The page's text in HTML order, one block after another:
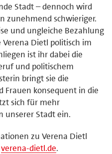
Stadt – dennoch wird
zunehmend schwieriger.
und ungleiche Bezahlung
Dietl politisch im
ist ihr dabei die
und politischem
bringt sie die
Frauen konsequent in die
sich für mehr
unserer Stadt ein.
zu Verena Dietl
verena-dietl.de.